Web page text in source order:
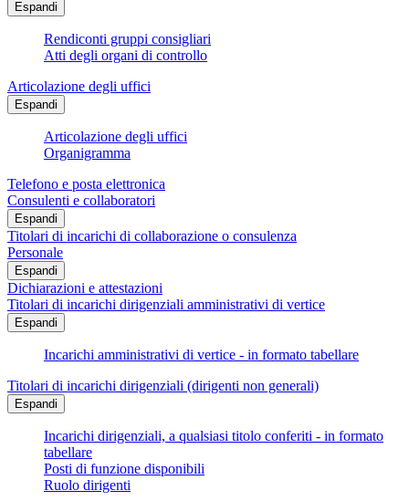
Espandi
Rendiconti gruppi consigliari
Atti degli organi di controllo
Articolazione degli uffici
Espandi
Articolazione degli uffici
Organigramma
Telefono e posta elettronica
Consulenti e collaboratori
Espandi
Titolari di incarichi di collaborazione o consulenza
Personale
Espandi
Dichiarazioni e attestazioni
Titolari di incarichi dirigenziali amministrativi di vertice
Espandi
Incarichi amministrativi di vertice - in formato tabellare
Titolari di incarichi dirigenziali (dirigenti non generali)
Espandi
Incarichi dirigenziali, a qualsiasi titolo conferiti - in formato
tabellare
Posti di funzione disponibili
Ruolo dirigenti